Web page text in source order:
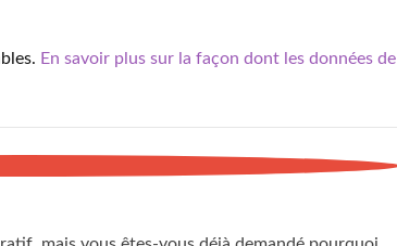
En savoir plus sur la façon dont les données de